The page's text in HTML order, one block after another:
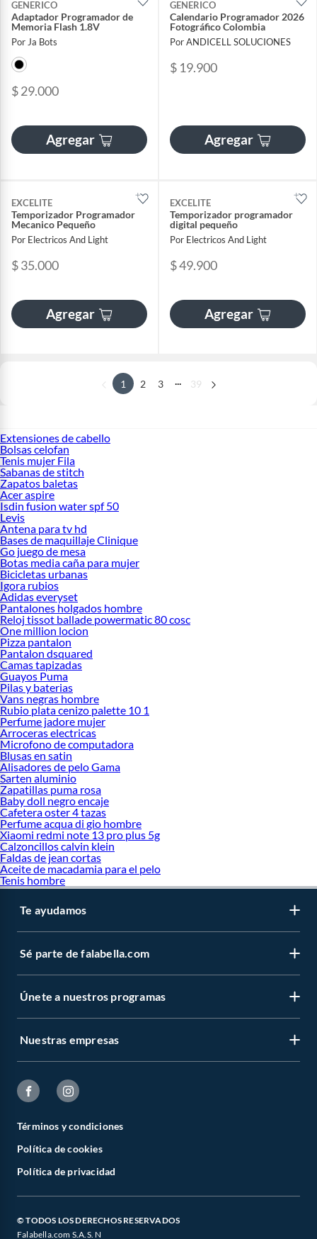
GENERICO
Adaptador Programador de
Memoria Flash 1.8V
Por Ja Bots
$ 29.000
Agregar
GENERICO
Calendario Programador 2026
Fotográfico Colombia
Por ANDICELL SOLUCIONES
$ 19.900
Agregar
EXCELITE
Temporizador Programador
Mecanico Pequeño
Por Electricos And Light
$ 35.000
Agregar
EXCELITE
Temporizador programador
digital pequeño
Por Electricos And Light
$ 49.900
Agregar
1 2 3 ... 39
Extensiones de cabello
Bolsas celofan
Tenis mujer Fila
Sabanas de stitch
Zapatos baletas
Acer aspire
Isdin fusion water spf 50
Levis
Antena para tv hd
Bases de maquillaje Clinique
Go juego de mesa
Botas media caña para mujer
Bicicletas urbanas
Igora rubios
Adidas everyset
Pantalones holgados hombre
Reloj tissot ballade powermatic 80 cosc
One million locion
Pizza pantalon
Pantalon dsquared
Camas tapizadas
Guayos Puma
Pilas y baterias
Vans negras hombre
Rubio plata cenizo palette 10 1
Perfume jadore mujer
Arroceras electricas
Microfono de computadora
Blusas en satin
Alisadores de pelo Gama
Sarten aluminio
Zapatillas puma rosa
Baby doll negro encaje
Cafetera oster 4 tazas
Perfume acqua di gio hombre
Xiaomi redmi note 13 pro plus 5g
Calzoncillos calvin klein
Faldas de jean cortas
Aceite de macadamia para el pelo
Tenis hombre
Te ayudamos
Sé parte de falabella.com
Únete a nuestros programas
Nuestras empresas
Términos y condiciones
Política de cookies
Política de privacidad
© TODOS LOS DERECHOS RESERVADOS
Falabella.com S.A.S. N